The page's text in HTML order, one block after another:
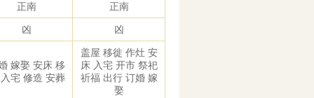
正南 正南
凶 凶
嫁娶 安床 移
宅 修造 安葬
盖屋 移徙 作灶 安
床 入宅 开市 祭祀
祈福 出行 订婚 嫁
娶